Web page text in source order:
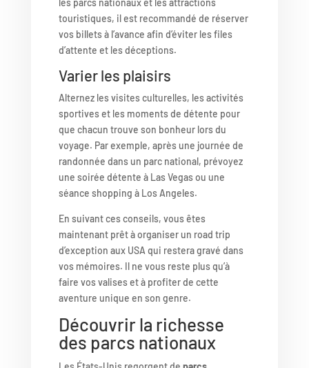
les parcs nationaux et les attractions
touristiques, il est recommandé de réserver
vos billets à l’avance afin d’éviter les files
d’attente et les déceptions.
Varier les plaisirs
Alternez les visites culturelles, les activités
sportives et les moments de détente pour
que chacun trouve son bonheur lors du
voyage. Par exemple, après une journée de
randonnée dans un parc national, prévoyez
une soirée détente à Las Vegas ou une
séance shopping à Los Angeles.
En suivant ces conseils, vous êtes
maintenant prêt à organiser un road trip
d’exception aux USA qui restera gravé dans
vos mémoires. Il ne vous reste plus qu’à
faire vos valises et à profiter de cette
aventure unique en son genre.
Découvrir la richesse
des parcs nationaux